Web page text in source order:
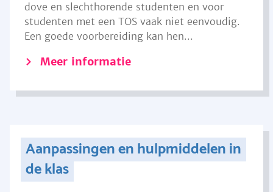
dove en slechthorende studenten en voor
studenten met een TOS vaak niet eenvoudig.
Een goede voorbereiding kan hen...
Meer informatie
Aanpassingen en hulpmiddelen in
de klas